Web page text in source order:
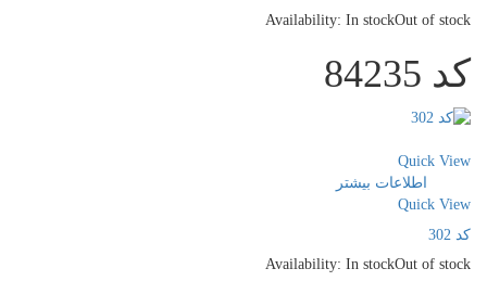
Quick View
اطلاعات بیشتر
Quick View
کد 302
Availability: In stockOut of stock
Availability: In stockOut of stock
کد 84235